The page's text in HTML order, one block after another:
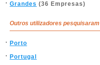
Grandes (36 Empresas)
Outros utilizadores pesquisaram
Porto
Portugal